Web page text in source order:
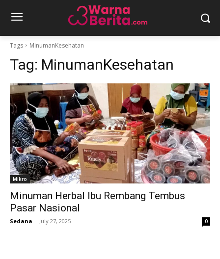
Tags MinumanKesehatan
Tag: MinumanKesehatan
Mikro
Minuman Herbal Ibu Rembang Tembus
Pasar Nasional
Sedana - July 27, 2025 0